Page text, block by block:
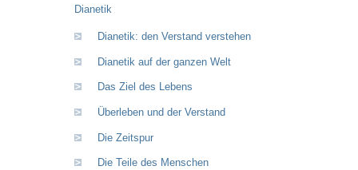
Dianetik
Dianetik: den Verstand verstehen
Dianetik auf der ganzen Welt
Das Ziel des Lebens
Überleben und der Verstand
Die Zeitspur
Die Teile des Menschen